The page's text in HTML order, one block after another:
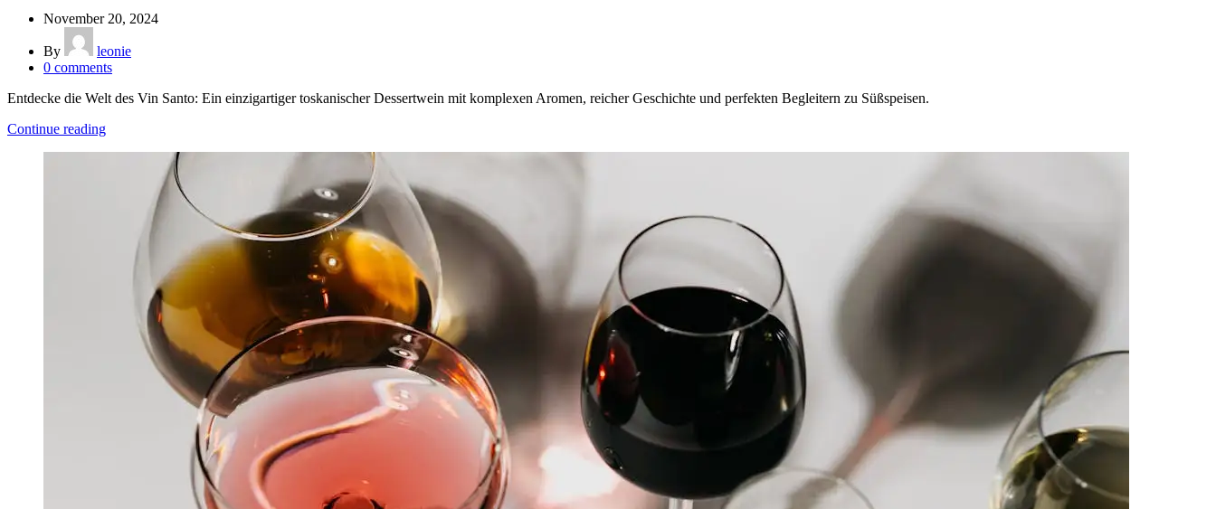
November 20, 2024
By
leonie
0 comments
Entdecke die Welt des Vin Santo: Ein einzigartiger toskanischer Dessertwein mit komplexen Aromen, reicher Geschichte und perfekten Begleitern zu Süßspeisen.
Continue reading